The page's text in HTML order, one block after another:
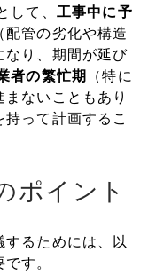
して、 工事中に予
配管の劣化や構造
なり、期間が延び
者の繁忙期
（特に
ないこともあり
って計画するこ
ポイント
るためには、以
す。